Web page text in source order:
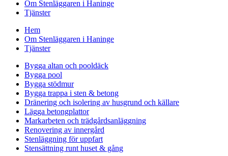
Om Stenläggaren i Haninge
Tjänster
Hem
Om Stenläggaren i Haninge
Tjänster
Bygga altan och pooldäck
Bygga pool
Bygga stödmur
Bygga trappa i sten & betong
Dränering och isolering av husgrund och källare
Lägga betongplattor
Markarbeten och trädgårdsanläggning
Renovering av innergård
Stenläggning för uppfart
Stensättning runt huset & gång